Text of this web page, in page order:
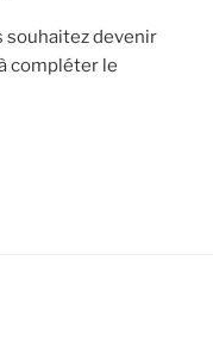
souhaitez devenir
compléter le